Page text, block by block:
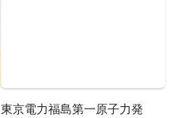
東京電力福島第一原子力発